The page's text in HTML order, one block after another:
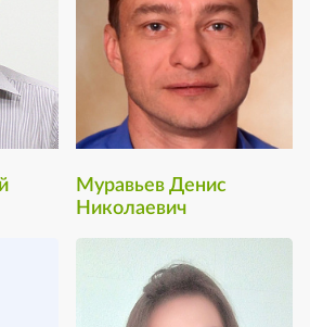
Муравьев Денис
Николаевич